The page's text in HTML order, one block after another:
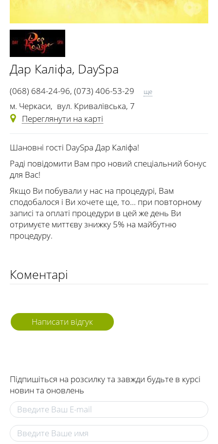
Дар Каліфа, DaySpa
(068) 684-24-96, (073) 406-53-29
(050) 661-22-34
ще
м. Черкаси, вул. Кривалівська, 7
Переглянути на карті
Шановні гості DaySpa Дар Каліфа!
Раді повідомити Вам про новий спеціальний бонус
для Вас!
Якщо Ви побували у нас на процедурі, Вам
сподобалося і Ви хочете ще, то... при повторному
записі та оплаті процедури в цей же день Ви
отримуєте миттєву знижку 5% на майбутню
процедуру.
Коментарі
Написати відгук
Підпишіться на розсилку та завжди будьте в курсі
новин та оновлень